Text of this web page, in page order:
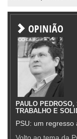
OPINIÃO
PAULO
TRABALHO E
PSU: um
Volto ao tema da